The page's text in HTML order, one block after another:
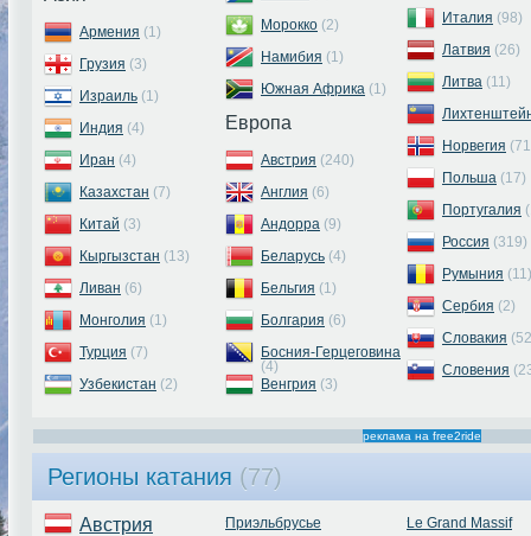
Армения (1)
Грузия (3)
Израиль (1)
Индия (4)
Иран (4)
Казахстан (7)
Китай (3)
Кыргызстан (13)
Ливан (6)
Монголия (1)
Турция (7)
Узбекистан (2)
Морокко (2)
Намибия (1)
Южная Африка (1)
Европа
Австрия (240)
Англия (6)
Андорра (9)
Беларусь (4)
Бельгия (1)
Болгария (6)
Босния-Герцеговина
(4)
Венгрия (3)
Италия (98)
Латвия (26)
Литва (11)
Норвегия
Польша (17)
Португалия
Россия (319)
Румыния (11)
Сербия (2)
Словакия
Словения
реклама на free2ride
Регионы катания (77)
Австрия Приэльбрусье
Le Grand Massif